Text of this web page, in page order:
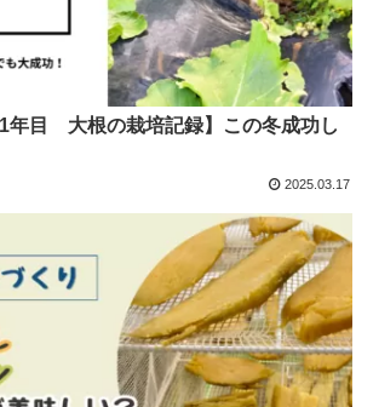
1年目 大根の栽培記録】この冬成功し
2025.03.17